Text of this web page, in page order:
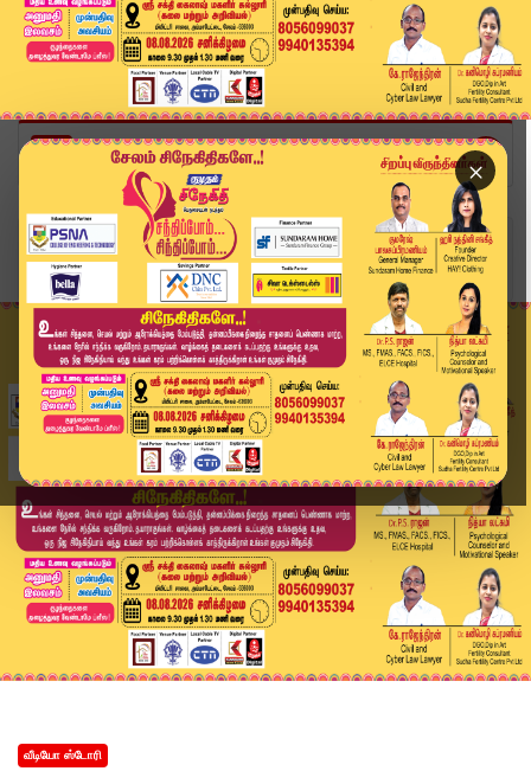
×
Home
வீடியோ ஸ்டோரி
பணம் பறிக்க முதல் மனைவி திட்டம் நடிகர் சரவணன்கு...
வீடியோ ஸ்டோரி